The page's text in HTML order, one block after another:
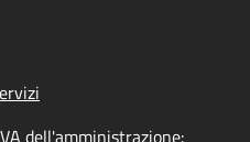
dell'amministrazione: